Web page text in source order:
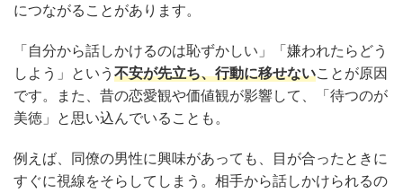
につながることがあります。
「自分から話しかけるのは恥ずかしい」「嫌われたらどう
しよう」という 不安が先立ち、行動に移せないことが原因
です。また、昔の恋愛観や価値観が影響して、「待つのが
美徳」と思い込んでいることも。
例えば、同僚の男性に興味があっても、目が合ったときに
すぐに視線をそらしてしまう。相手から話しかけられるの